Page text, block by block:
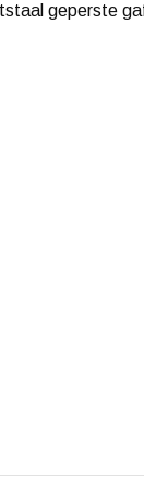
geperste